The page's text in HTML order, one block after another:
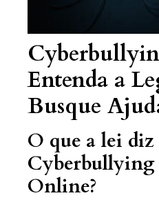
Entenda a
Busque
O que a lei diz
Cyberbullying
Online?